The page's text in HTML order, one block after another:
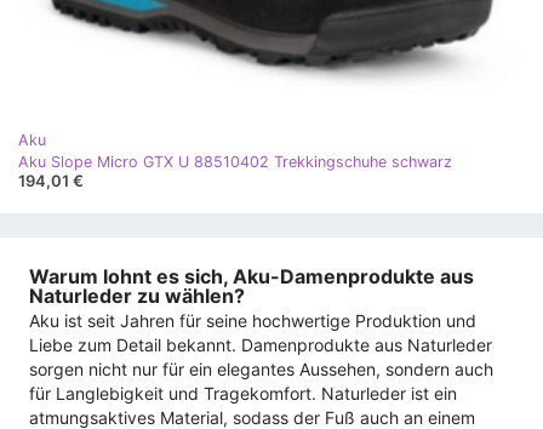
Aku
Aku Slope Micro GTX U 88510402 Trekkingschuhe schwarz
194,01 €
Warum lohnt es sich, Aku-Damenprodukte aus
Naturleder zu wählen?
Aku ist seit Jahren für seine hochwertige Produktion und
Liebe zum Detail bekannt. Damenprodukte aus Naturleder
sorgen nicht nur für ein elegantes Aussehen, sondern auch
für Langlebigkeit und Tragekomfort. Naturleder ist ein
atmungsaktives Material, sodass der Fuß auch an einem